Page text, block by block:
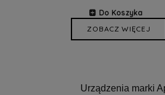
Do Koszyka
ZOBACZ WIĘCEJ
Urządzenia marki